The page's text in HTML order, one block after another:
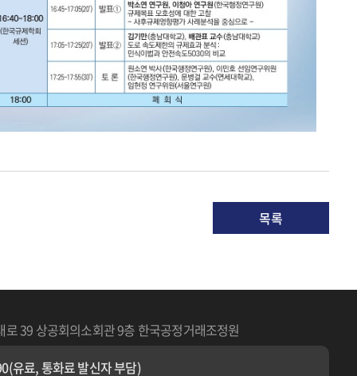
목록
로 39 상공회의소회관 9층 한국공정거래조정원
유료, 통화료 발신자 부담)